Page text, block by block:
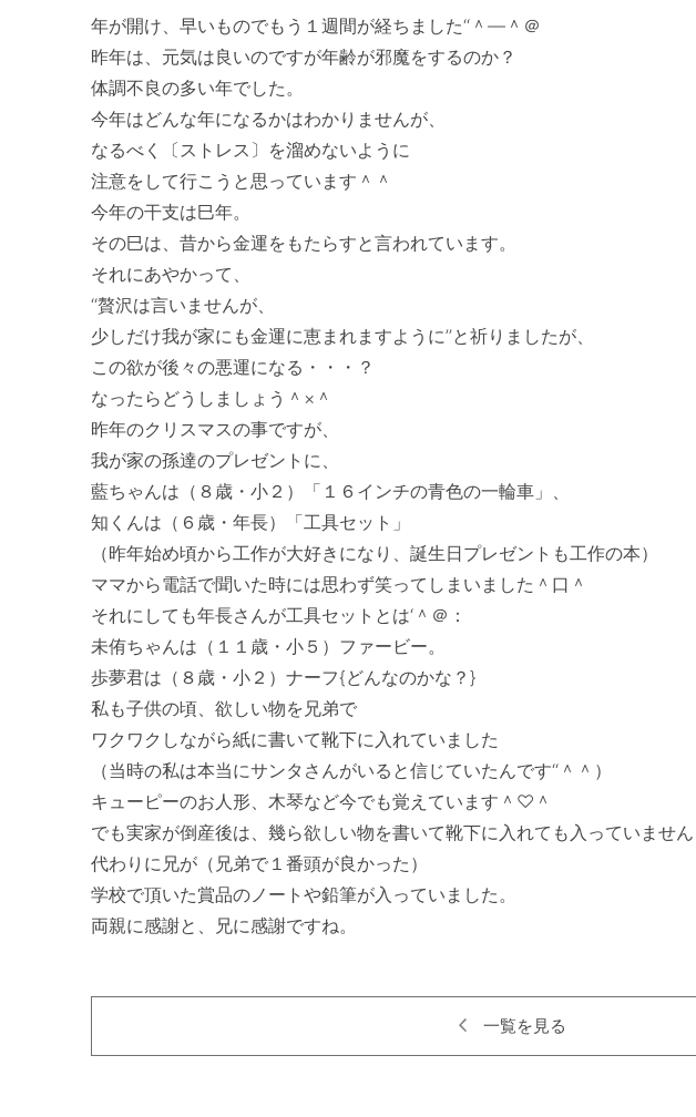
年が開け、早いものでもう１週間が経ちました‘‘＾―＾＠
昨年は、元気は良いのですが年齢が邪魔をするのか？
体調不良の多い年でした。
今年はどんな年になるかはわかりませんが、
なるべく〔ストレス〕を溜めないように
注意をして行こうと思っています＾＾
今年の干支は巳年。
その巳は、昔から金運をもたらすと言われています。
それにあやかって、
‘‘贅沢は言いませんが、
少しだけ我が家にも金運に恵まれますように’’と祈りましたが、
この欲が後々の悪運になる・・・？
なったらどうしましょう＾×＾
昨年のクリスマスの事ですが、
我が家の孫達のプレゼントに、
藍ちゃんは（８歳・小２）「１６インチの青色の一輪車」、
知くんは（６歳・年長）「工具セット」
（昨年始め頃から工作が大好きになり、誕生日プレゼントも工作の本）
ママから電話で聞いた時には思わず笑ってしまいました＾口＾
それにしても年長さんが工具セットとは‘＾＠：
未侑ちゃんは（１１歳・小５）ファービー。
歩夢君は（８歳・小２）ナーフ{どんなのかな？}
私も子供の頃、欲しい物を兄弟で
ワクワクしながら紙に書いて靴下に入れていました
（当時の私は本当にサンタさんがいると信じていたんです‘‘＾＾）
キューピーのお人形、木琴など今でも覚えています＾♡＾
でも実家が倒産後は、幾ら欲しい物を書いて靴下に入れても入っていません
代わりに兄が（兄弟で１番頭が良かった）
学校で頂いた賞品のノートや鉛筆が入っていました。
一覧を見る